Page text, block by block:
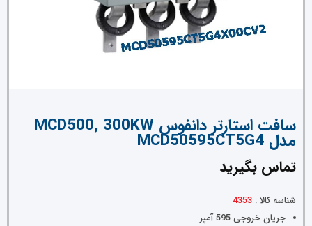
سافت استارتر دانفوس MCD500, 300KW
مدل MCD50595CT5G4
تماس بگیرید
شناسه کالا : 4353
جریان خروجی 595 آمپر